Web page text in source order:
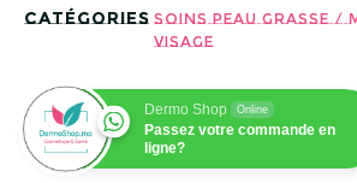
Catégories Soins peau Grasse /
Visage
Dermo Shop Online
Passez votre commande en
ligne?
NOREVA